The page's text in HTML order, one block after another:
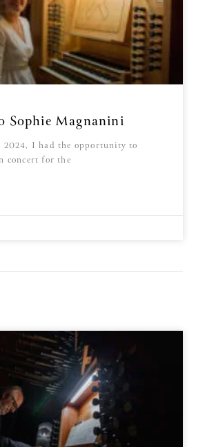
Sophie Magnanini
2024, I had the opportunity to
concert for the